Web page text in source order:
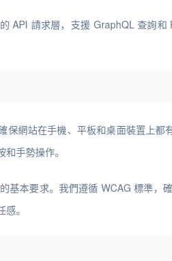
API 請求層，支援 GraphQL 查詢
保網站在手機、平板和桌面裝置上
手勢操作。
基本要求。我們遵循 WCAG 標準
。